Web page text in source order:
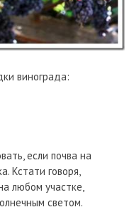
винограда:
если почва на
Кстати говоря,
любом участке,
светом.